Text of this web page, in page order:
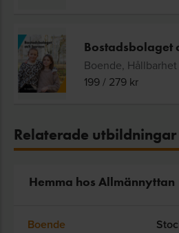
Bostadsbolaget
Boende, Hållbarhet
199/ 279 kr
Relaterade utbildningar
Hemma hos Allmännyttan
Boende